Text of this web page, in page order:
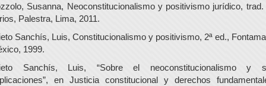
Susanna, Neoconstitucionalismo y positivismo jurídico, trad.
Palestra, Lima, 2011.
Sanchís, Luis, Constitucionalismo y positivismo, 2ª ed.,
1999.
Sanchís, Luis, “Sobre el neoconstitucionalismo y
en Justicia constitucional y derechos